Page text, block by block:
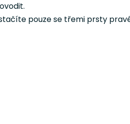
pouze se třemi prsty